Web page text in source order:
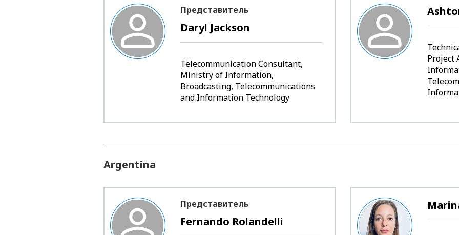
Представитель
Daryl Jackson
Telecommunication Consultant,
Ministry of Information,
Broadcasting, Telecommunications
and Information Technology
Project
Argentina
Представитель
Fernando Rolandelli